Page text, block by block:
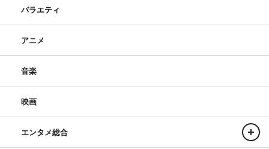
バラエティ
アニメ
音楽
映画
エンタメ総合